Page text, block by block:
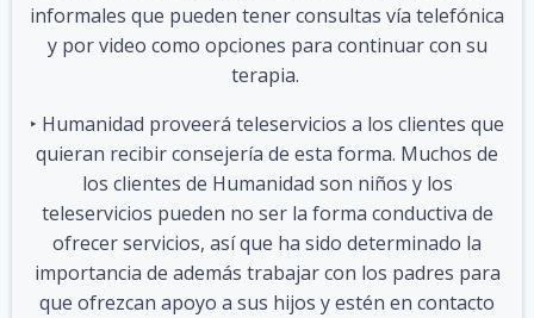
informales que pueden tener consultas vía telefónica
y por video como opciones para continuar con su
terapia.
‣ Humanidad proveerá teleservicios a los clientes que
quieran recibir consejería de esta forma. Muchos de
los clientes de Humanidad son niños y los
teleservicios pueden no ser la forma conductiva de
ofrecer servicios, así que ha sido determinado la
importancia de además trabajar con los padres para
que ofrezcan apoyo a sus hijos y estén en contacto